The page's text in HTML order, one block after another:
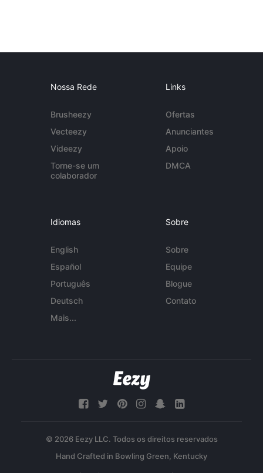
Nossa Rede
Brusheezy
Vecteezy
Videezy
Torne-se um
colaborador
Links
Ofertas
Anunciantes
Apoio
DMCA
Idiomas
English
Español
Português
Deutsch
Mais...
Sobre
Sobre
Equipe
Blogue
Contato
© 2026 Eezy LLC. Todos os direitos reservados